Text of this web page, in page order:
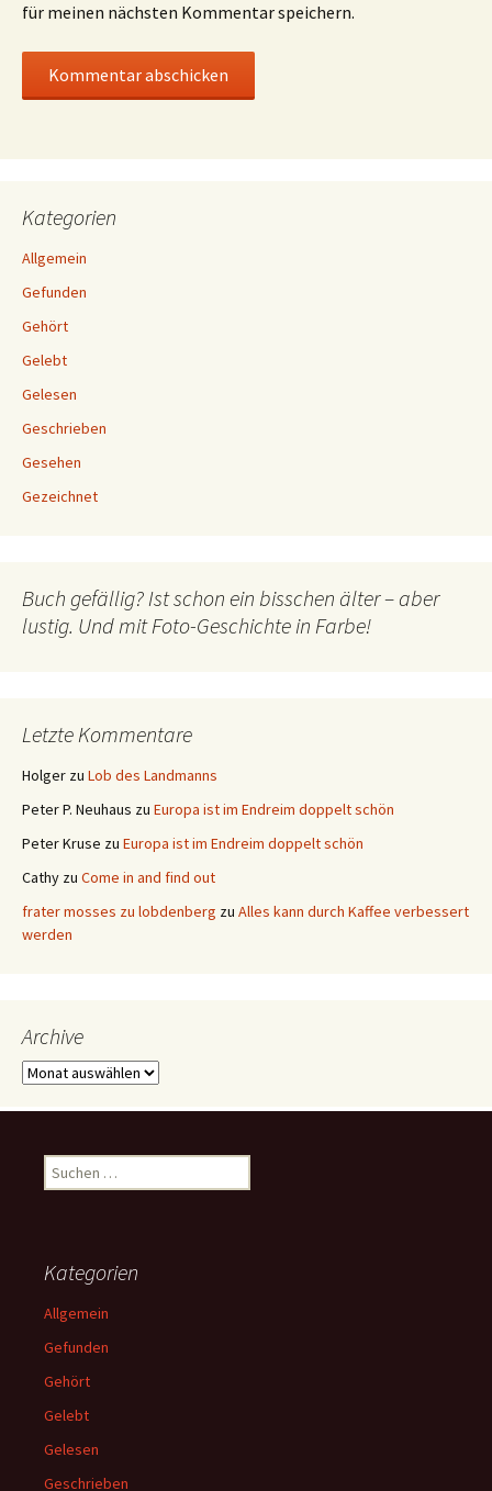
für meinen nächsten Kommentar speichern.
Kategorien
Allgemein
Gefunden
Gehört
Gelebt
Gelesen
Geschrieben
Gesehen
Gezeichnet
Buch gefällig? Ist schon ein bisschen älter – aber
lustig. Und mit Foto-Geschichte in Farbe!
Letzte Kommentare
Holger zu Lob des Landmanns
Peter P. Neuhaus zu Europa ist im Endreim doppelt schön
Peter Kruse zu Europa ist im Endreim doppelt schön
Cathy zu Come in and find out
frater mosses zu lobdenberg zu Alles kann durch Kaffee verbessert
werden
Archive
Archive
Suchen
nach:
Kategorien
Allgemein
Gefunden
Gehört
Gelebt
Gelesen
Geschrieben